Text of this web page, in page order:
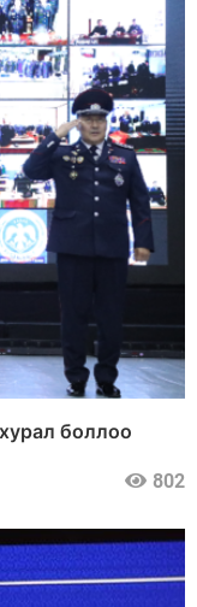
боллоо
802